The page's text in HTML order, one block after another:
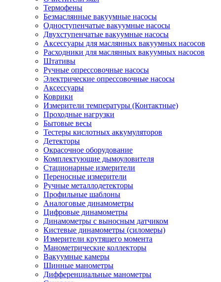
Термофены
Безмаслянные вакуумные насосы
Одноступенчатые вакуумные насосы
Двухступенчатые вакуумные насосы
Аксессуары для маслянных вакуумных насосов
Расходники для маслянных вакуумных насосов
Штативы
Ручные опрессовочные насосы
Электрические опрессовочные насосы
Аксессуары
Коврики
Измерители температуры (Контактные)
Проходные нагрузки
Бытовые весы
Тестеры кислотных аккумуляторов
Детекторы
Окрасочное оборудование
Комплектующие дымоуловителя
Стационарные измерители
Переносные измерители
Ручные металлодетекторы
Профильные шаблоны
Аналоговые динамометры
Цифровые динамометры
Динамометры с выносным датчиком
Кистевые динамометры (силомеры)
Измерители крутящего момента
Манометрические коллекторы
Вакуумные камеры
Шинные манометры
Дифференциальные манометры